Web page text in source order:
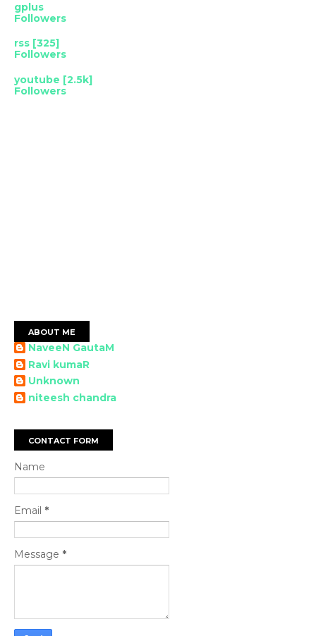
gplus
Followers
rss [325]
Followers
youtube [2.5k]
Followers
ABOUT ME
NaveeN GautaM
Ravi kumaR
Unknown
niteesh chandra
CONTACT FORM
Name
Email *
Message *